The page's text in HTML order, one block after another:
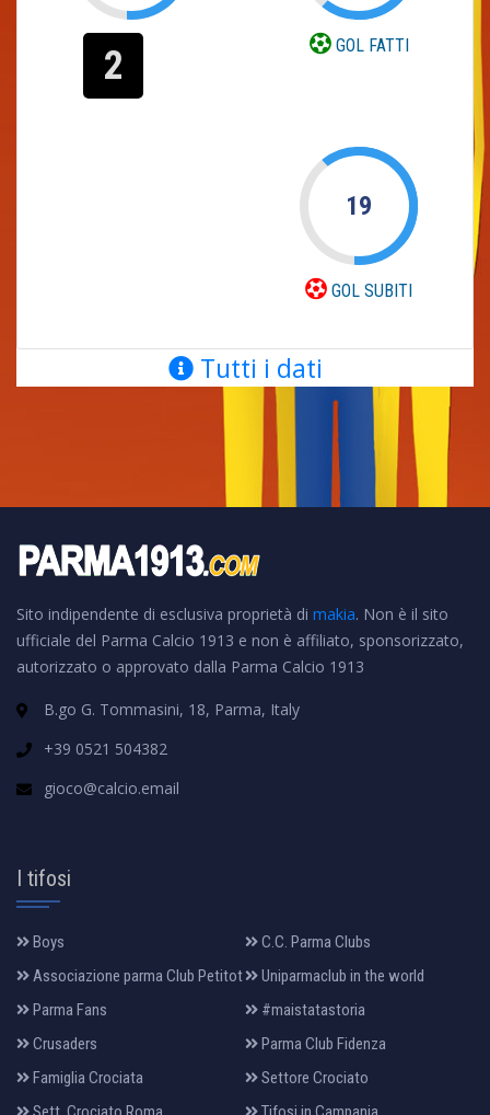
2 GOL FATTI
19
GOL SUBITI
Tutti i dati
Sito indipendente di esclusiva proprietà di makia. Non è il sito
ufficiale del Parma Calcio 1913 e non è affiliato, sponsorizzato,
autorizzato o approvato dalla Parma Calcio 1913
B.go G. Tommasini, 18, Parma, Italy
+39 0521 504382
gioco@calcio.email
I tifosi
Boys
C.C. Parma Clubs
Associazione parma Club Petitot
Uniparmaclub in the world
Parma Fans
#maistatastoria
Crusaders
Parma Club Fidenza
Famiglia Crociata
Settore Crociato